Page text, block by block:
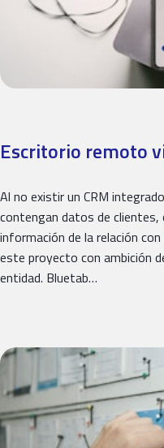
Escritorio remoto
Al no existir un CRM
contengan datos de
información de la relación
este proyecto con ambición
entidad. Bluetab…